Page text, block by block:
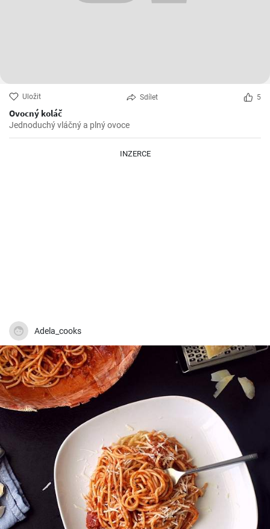
Uložit Sdílet 5
Ovocný koláč
Jednoduchý vláčný a plný ovoce
INZERCE
Adela_cooks